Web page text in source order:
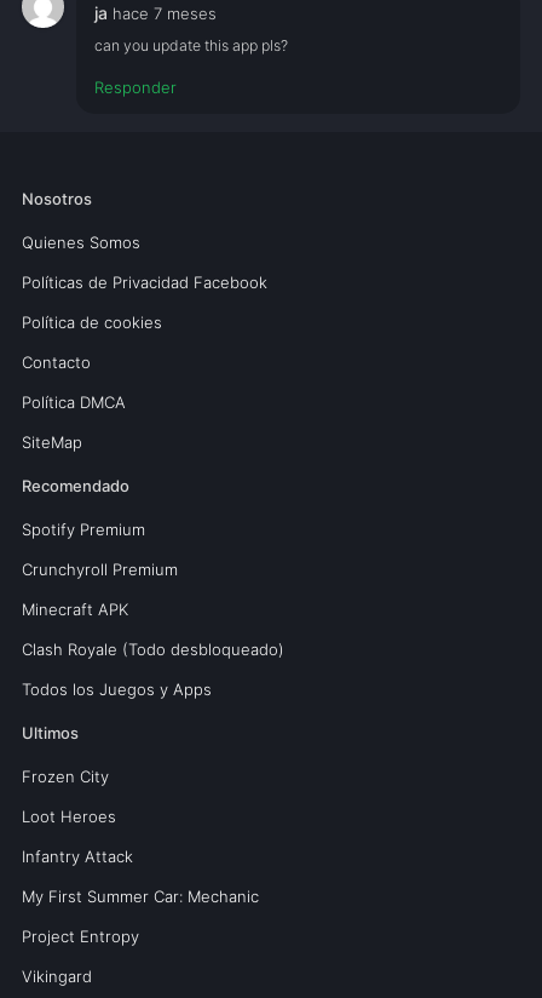
ja hace 7 meses
can you update this app pls?
Responder
Nosotros
Quienes Somos
Políticas de Privacidad Facebook
Política de cookies
Contacto
Política DMCA
SiteMap
Recomendado
Spotify Premium
Crunchyroll Premium
Minecraft APK
Clash Royale (Todo desbloqueado)
Todos los Juegos y Apps
Ultimos
Frozen City
Loot Heroes
Infantry Attack
My First Summer Car: Mechanic
Project Entropy
Vikingard